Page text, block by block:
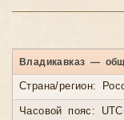
Владикавказ —
Страна/регион:
Часовой пояс: